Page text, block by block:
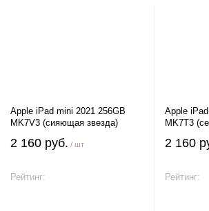
Apple iPad mini 2021 256GB
MK7V3 (сияющая звезда)
2 160 руб. / шт
Рейтинг:
Apple
MK7T3
2 160
Рейтинг: